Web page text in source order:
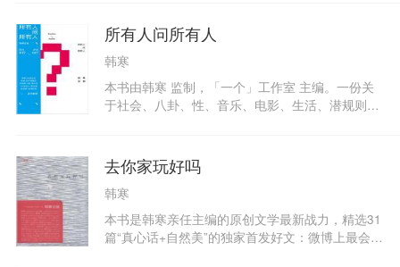
的女孩，一样流浪无家的动物，善恶莫测的传奇旅
人。一次次的告白与告别交织起这段旅程，勾勒出
几种截然不同的人生。
所有人问所有人
韩寒
本书由韩寒 监制，「一个」工作室 主编。一份关
于社会、八卦、性、音乐、电影、生活、潜规则等
题。《所有人问所有人》，就是这样一部收录了最
不可思议的问题和不可思议的答案的你闻所未闻的
奇书，这些问题，你或想到，却从未有人回答，你
或想探索，却一直无处着手。一网打尽你从出生到
现在一直藏在内心深处的疑问和问题。韩寒、李承
鹏、王中磊、苏紫紫、贾樟柯、铁凝、周云蓬、蒋
去你家玩好吗
韩寒
本书是韩寒亲任主编的原创文学最新战力，精选31
篇“真心话+自然美”的独家首发好文：微博上最会讲